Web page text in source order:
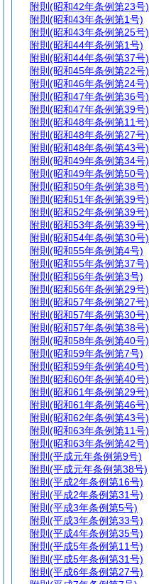
附則 (昭和42年条例第23号)
附則 (昭和43年条例第1号)
附則 (昭和43年条例第25号)
附則 (昭和44年条例第1号)
附則 (昭和44年条例第37号)
附則 (昭和45年条例第22号)
附則 (昭和46年条例第24号)
附則 (昭和47年条例第36号)
附則 (昭和47年条例第39号)
附則 (昭和48年条例第11号)
附則 (昭和48年条例第27号)
附則 (昭和48年条例第43号)
附則 (昭和49年条例第34号)
附則 (昭和49年条例第50号)
附則 (昭和50年条例第38号)
附則 (昭和51年条例第39号)
附則 (昭和52年条例第39号)
附則 (昭和53年条例第39号)
附則 (昭和54年条例第30号)
附則 (昭和55年条例第4号)
附則 (昭和55年条例第37号)
附則 (昭和56年条例第3号)
附則 (昭和56年条例第29号)
附則 (昭和57年条例第27号)
附則 (昭和57年条例第30号)
附則 (昭和57年条例第38号)
附則 (昭和58年条例第40号)
附則 (昭和59年条例第7号)
附則 (昭和59年条例第40号)
附則 (昭和60年条例第40号)
附則 (昭和61年条例第29号)
附則 (昭和61年条例第46号)
附則 (昭和62年条例第43号)
附則 (昭和63年条例第11号)
附則 (昭和63年条例第42号)
附則 (平成元年条例第9号)
附則 (平成元年条例第38号)
附則 (平成2年条例第16号)
附則 (平成2年条例第31号)
附則 (平成3年条例第5号)
附則 (平成3年条例第33号)
附則 (平成4年条例第35号)
附則 (平成5年条例第11号)
附則 (平成5年条例第31号)
附則 (平成6年条例第27号)